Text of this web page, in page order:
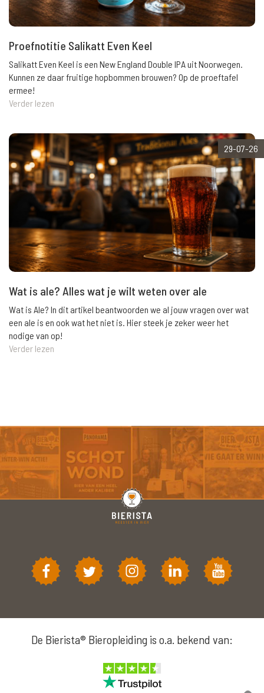
Proefnotitie Salikatt Even Keel
Salikatt Even Keel is een New England Double IPA uit Noorwegen.
Kunnen ze daar fruitige hopbommen brouwen? Op de proeftafel
ermee!
Verder lezen
29-07-26
Wat is ale? Alles wat je wilt weten over ale
Wat is Ale? In dit artikel beantwoorden we al jouw vragen over wat
een ale is en ook wat het niet is. Hier steek je zeker weer het
nodige van op!
Verder lezen
De Bierista® Bieropleiding is o.a. bekend van: